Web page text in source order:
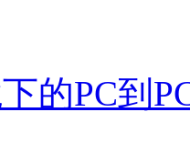
的PC到